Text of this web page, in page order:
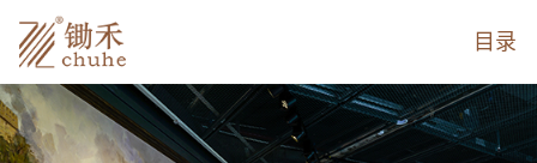
目录